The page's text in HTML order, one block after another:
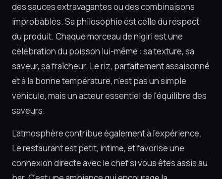
des sauces extravagantes ou des combinaisons
improbables. Sa philosophie est celle du respect
du produit. Chaque morceau de nigiri est une
célébration du poisson lui-même : sa texture, sa
saveur, sa fraîcheur. Le riz, parfaitement assaisonné
et à la bonne température, n'est pas un simple
véhicule, mais un acteur essentiel de l'équilibre des
saveurs.
L'atmosphère contribue également à l'expérience.
Le restaurant est petit, intime, et favorise une
connexion directe avec le chef si vous êtes assis au